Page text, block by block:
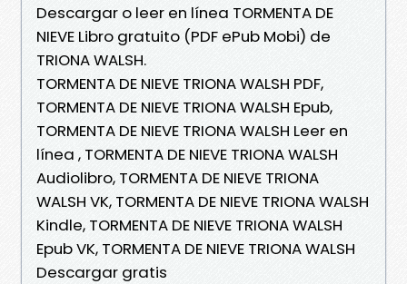
Descargar o leer en línea TORMENTA DE
NIEVE Libro gratuito (PDF ePub Mobi) de
TRIONA WALSH.
TORMENTA DE NIEVE TRIONA WALSH PDF,
TORMENTA DE NIEVE TRIONA WALSH Epub,
TORMENTA DE NIEVE TRIONA WALSH Leer en
línea , TORMENTA DE NIEVE TRIONA WALSH
Audiolibro, TORMENTA DE NIEVE TRIONA
WALSH VK, TORMENTA DE NIEVE TRIONA WALSH
Kindle, TORMENTA DE NIEVE TRIONA WALSH
Epub VK, TORMENTA DE NIEVE TRIONA WALSH
Descargar gratis